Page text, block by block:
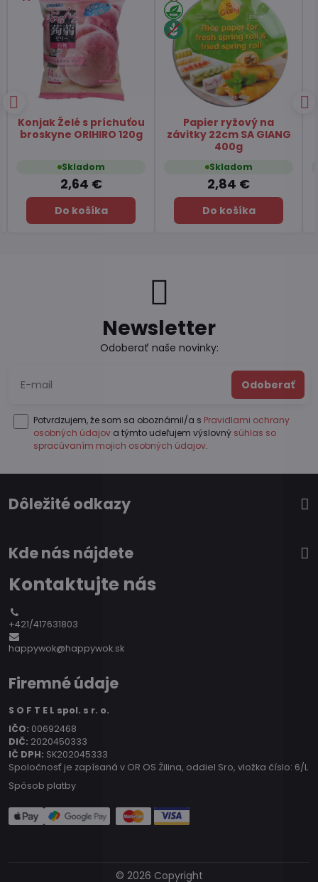
Čaj Matcha Yuzu
TSUBOICHI 5x10g
Skladom
7,45 €
Do košíka
Čaj zelený pražený
Hojicha latte TSUBOICHI
100g
Skladom
6,49 €
Do košíka
Newsletter
Odoberať naše novinky:
Odoberať
Potvrdzujem, že som sa oboznámil/a s Pravidlami ochrany
osobných údajov a týmto udeľujem výslovný súhlas so
spracúvaním mojich osobných údajov.
Dôležité odkazy
Kde nás nájdete
Kontaktujte nás
+421/417631803
happywok@happywok.sk
Firemné údaje
S O F T E L spol. s r. o.
IČO: 00692468
DIČ: 2020450333
IČ DPH: SK202045333
Spoločnosť je zapísaná v OR OS Žilina, oddiel Sro, vložka číslo: 6/L
Spôsob platby
© 2026 Copyright